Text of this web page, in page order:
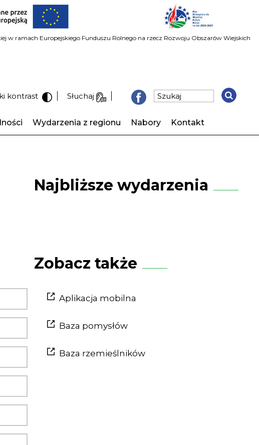
w ramach Europejskiego Funduszu Rolnego na rzecz Rozwoju Obszarów Wiejskich
kontrast Słuchaj
Wydarzenia z regionu Nabory Kontakt
Najbliższe wydarzenia
Zobacz także
Aplikacja mobilna
Baza pomysłów
Baza rzemieślników